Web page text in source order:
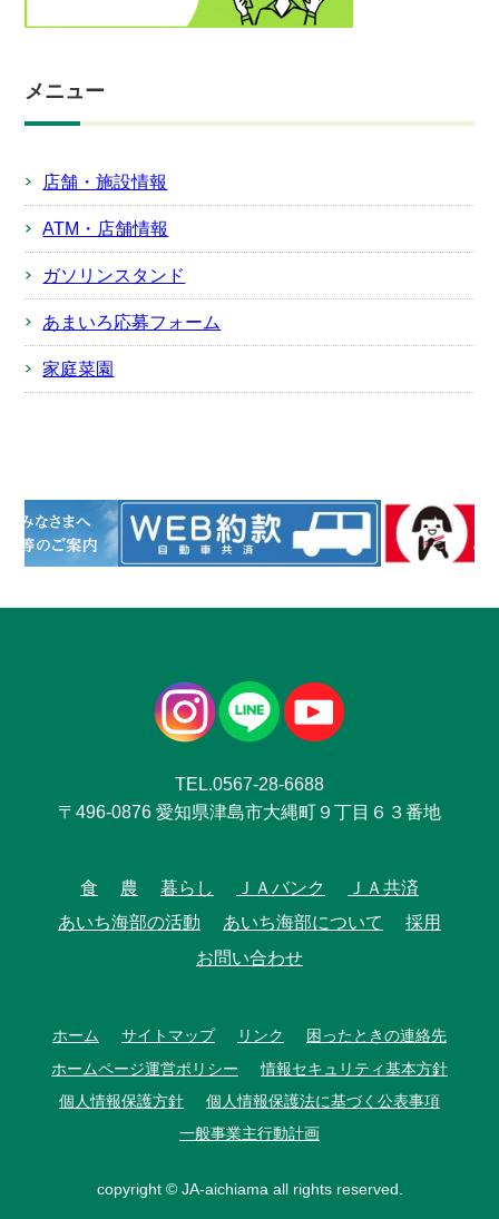
メニュー
店舗・施設情報
ATM・店舗情報
ガソリンスタンド
あまいろ応募フォーム
家庭菜園
TEL.0567-28-6688
〒496-0876 愛知県津島市大縄町９丁目６３番地
食 農 暮らし ＪＡバンク
ＪＡ共済
あいち海部の活動
あいち海部について
採用
お問い合わせ
ホーム サイトマップ リンク
困ったときの連絡先
ホームページ運営ポリシー
情報セキュリティ基本方針
個人情報保護方針
個人情報保護法に基づく公表事項
一般事業主行動計画
copyright © JA-aichiama all rights reserved.